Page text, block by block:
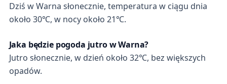
Dziś w Warna słonecznie, temperatura w ciągu dnia
około 30℃, w nocy około 21℃.
Jaka będzie pogoda jutro w Warna?
Jutro słonecznie, w dzień około 32℃, bez większych
opadów.